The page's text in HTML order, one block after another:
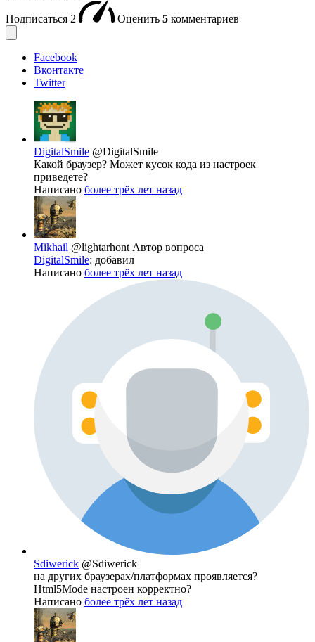
Подписаться 2 Оценить 5 комментариев
Facebook
Вконтакте
Twitter
DigitalSmile @DigitalSmile
Какой браузер? Может кусок кода из настроек
приведете?
Написано более трёх лет назад
Mikhail @lightarhont Автор вопроса
DigitalSmile: добавил
Написано более трёх лет назад
Sdiwerick @Sdiwerick
на других браузерах/платформах проявляется?
Html5Mode настроен корректно?
Написано более трёх лет назад